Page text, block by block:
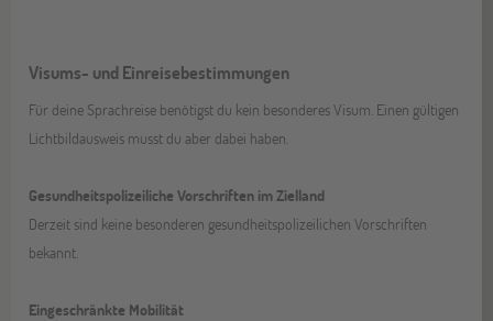
Visums- und Einreisebestimmungen
Für deine Sprachreise benötigst du kein besonderes Visum. Einen gültigen
Lichtbildausweis musst du aber dabei haben.
Gesundheitspolizeiliche Vorschriften im Zielland
Derzeit sind keine besonderen gesundheitspolizeilichen Vorschriften
bekannt.
Eingeschränkte Mobilität